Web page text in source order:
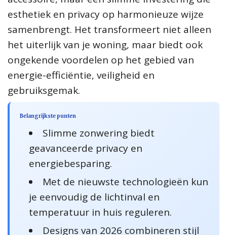
esthetiek en privacy op harmonieuze wijze
samenbrengt. Het transformeert niet alleen
het uiterlijk van je woning, maar biedt ook
ongekende voordelen op het gebied van
energie-efficiëntie, veiligheid en
gebruiksgemak.
Belangrijkste punten
Slimme zonwering biedt
geavanceerde privacy en
energiebesparing.
Met de nieuwste technologieën kun
je eenvoudig de lichtinval en
temperatuur in huis reguleren.
Designs van 2026 combineren stijl